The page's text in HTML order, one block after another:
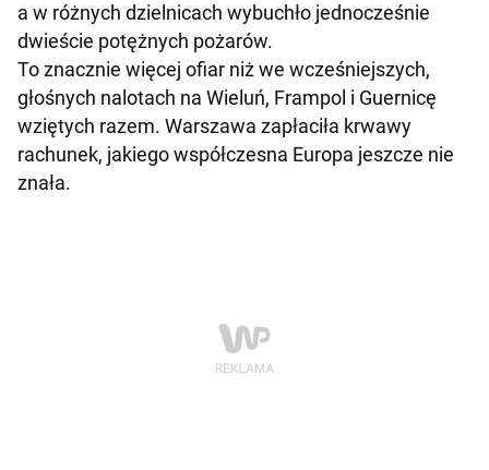
a w różnych dzielnicach wybuchło jednocześnie
dwieście potężnych pożarów.
To znacznie więcej ofiar niż we wcześniejszych,
głośnych nalotach na Wieluń, Frampol i Guernicę
wziętych razem. Warszawa zapłaciła krwawy
rachunek, jakiego współczesna Europa jeszcze nie
znała.